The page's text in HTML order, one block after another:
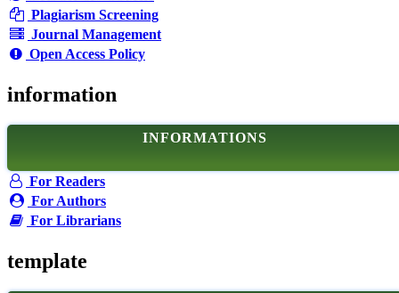
Plagiarism Screening
Journal Management
Open Access Policy
information
INFORMATIONS
For Readers
For Authors
For Librarians
template